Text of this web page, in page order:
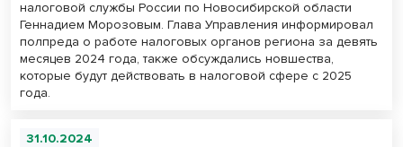
налоговой службы России по Новосибирской области
Геннадием Морозовым. Глава Управления информировал
полпреда о работе налоговых органов региона за девять
месяцев 2024 года, также обсуждались новшества,
которые будут действовать в налоговой сфере с 2025
года.
31.10.2024